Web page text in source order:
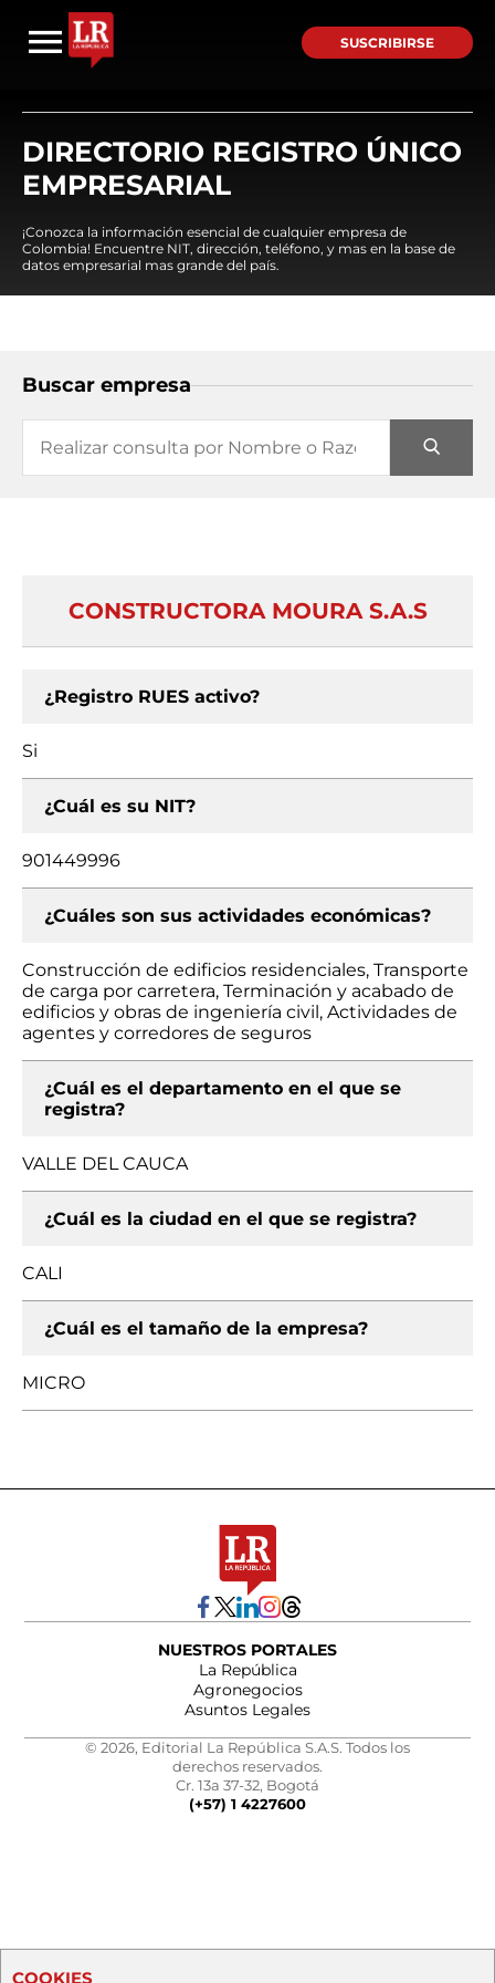
SUSCRIBIRSE
DIRECTORIO REGISTRO ÚNICO
EMPRESARIAL
¡Conozca la información esencial de cualquier empresa de
Colombia! Encuentre NIT, dirección, teléfono, y mas en la base de
datos empresarial mas grande del país.
Buscar empresa
CONSTRUCTORA MOURA S.A.S
¿Registro RUES activo?
Si
¿Cuál es su NIT?
901449996
¿Cuáles son sus actividades económicas?
Construcción de edificios residenciales, Transporte
de carga por carretera, Terminación y acabado de
edificios y obras de ingeniería civil, Actividades de
agentes y corredores de seguros
¿Cuál es el departamento en el que se
registra?
VALLE DEL CAUCA
¿Cuál es la ciudad en el que se registra?
CALI
¿Cuál es el tamaño de la empresa?
MICRO
NUESTROS PORTALES
La República
Agronegocios
Asuntos Legales
© 2026, Editorial La República S.A.S. Todos los
derechos reservados.
Cr. 13a 37-32, Bogotá
(+57) 1 4227600
COOKIES